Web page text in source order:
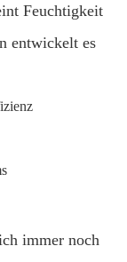
Feuchtigkeit
entwickelt es
immer noch